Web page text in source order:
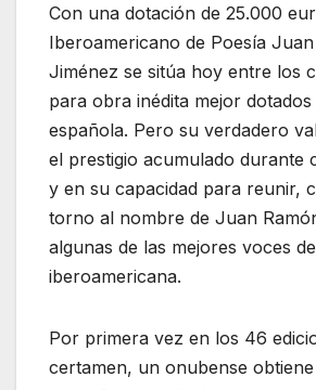
Con una dotación de 25.000
Iberoamericano de Poesía
Jiménez se sitúa hoy entre los
para obra inédita mejor
española. Pero su verdadero
el prestigio acumulado durante
y en su capacidad para reunir,
torno al nombre de Juan
algunas de las mejores voces
iberoamericana.
Por primera vez en los 46
certamen, un onubense